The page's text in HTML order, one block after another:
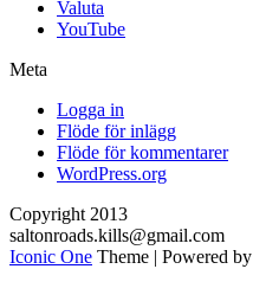
Valuta
YouTube
Meta
Logga in
Flöde för inlägg
Flöde för kommentarer
WordPress.org
Copyright 2013
saltonroads.kills@gmail.com
Iconic One Theme | Powered by